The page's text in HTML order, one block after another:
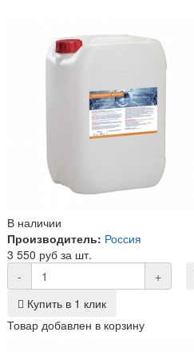
В наличии
Производитель: Россия
3 550 руб за шт.
-
+
Купить в 1 клик
Товар добавлен в корзину